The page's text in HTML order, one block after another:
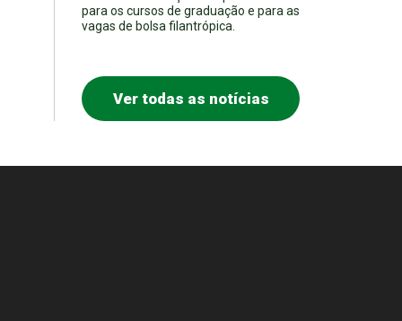
para os cursos de graduação e para as
vagas de bolsa filantrópica.
Ver todas as notícias